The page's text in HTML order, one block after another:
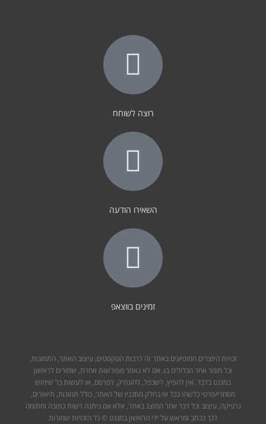
רוצה לשוחח
השאירו הודעה
זמינים בווצאפ
זכויות היוצרים המופיעים באתר זה לרבות הטקסטים, עיצוב האתר, התמונות,
וכל חומר אחר הכלולים בו, אם לא נאמר מפורשות אחרת, שמורים לראשון
במגנט בלבד. אין להפיץ, לשכפל, להעתיק, לפרסם, או לעשות כל שימוש
מסחרי/פרטי כלשהו בכל או בחלק מתכניו של האתר, כולל תמונות, תיאורים,
גרפיקה, עיצוב וכל דבר אחר המוצג באתר, אלא אם ניתנה רשות כתובה וחתומה
לכך בכתב ומראש על ידי הראשון במגנט © כל הזכויות שמורות